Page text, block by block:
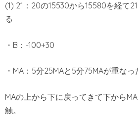
(1) 21：20の15530から15580を経て
る
・B：-100+30
・MA：5分25MAと5分75MAが重なっ
MAの上から下に戻ってきて下から
触。